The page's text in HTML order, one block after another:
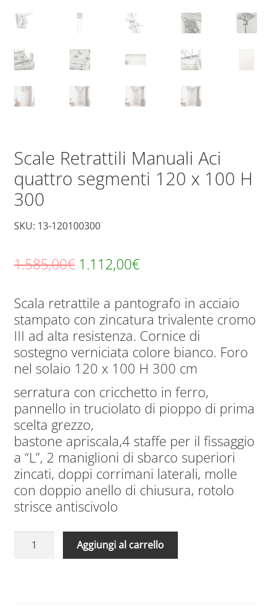
Scale Retrattili Manuali Aci
quattro segmenti 120 x 100 H
300
SKU: 13-120100300
1.585,00€ Il
originale
era:
1.585,00€.
1.112,00€Il
attuale
è:
1.112,00€.
Scala retrattile a pantografo in acciaio
stampato con zincatura trivalente cromo
III ad alta resistenza. Cornice di
sostegno verniciata colore bianco. Foro
nel solaio 120 x 100 H 300 cm
serratura con cricchetto in ferro,
pannello in truciolato di pioppo di prima
scelta grezzo,
bastone apriscala,4 staffe per il fissaggio
a “L”, 2 maniglioni di sbarco superiori
zincati, doppi corrimani laterali, molle
con doppio anello di chiusura, rotolo
strisce antiscivolo
Scale
Aggiungi al carrello